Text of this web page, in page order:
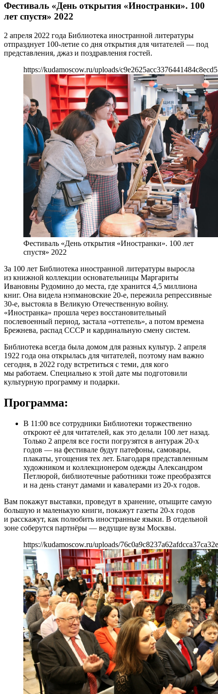
Фестиваль «День открытия «Иностранки». 100
лет спустя» 2022
2 апреля 2022 года Библиотека иностранной литературы
отпразднует 100-летие со дня открытия для читателей — под
представления, джаз и поздравления гостей.
https://kudamoscow.ru/uploads/
Фестиваль «День открытия «Иностранки». 100 лет
спустя» 2022
За 100 лет Библиотека иностранной литературы выросла
из книжной коллекции основательницы Маргариты
Ивановны Рудомино до места, где хранится 4,5 миллиона
книг. Она видела нэпмановские 20-е, пережила репрессивные
30-е, выстояла в Великую Отечественную войну.
«Иностранка» прошла через восстановительный
послевоенный период, застала «оттепель», а потом времена
Брежнева, распад СССР и кардинальную смену систем.
Библиотека всегда была домом для разных культур. 2 апреля
1922 года она открылась для читателей, поэтому нам важно
сегодня, в 2022 году встретиться с теми, для кого
мы работаем. Специально к этой дате мы подготовили
культурную программу и подарки.
Программа:
В 11:00 все сотрудники Библиотеки торжественно
откроют её для читателей, как это делали 100 лет назад.
Только 2 апреля все гости погрузятся в антураж 20-х
годов — на фестивале будут патефоны, самовары,
плакаты, угощения тех лет. Благодаря представленным
художником и коллекционером одежды Александром
Петлюрой, библиотечные работники тоже преобразятся
и на день станут дамами и кавалерами из 20-х годов.
Вам покажут выставки, проведут в хранение, отыщите самую
большую и маленькую книги, покажут газеты 20-х годов
и расскажут, как полюбить иностранные языки. В отдельной
зоне соберутся партнёры — ведущие вузы Москвы.
https://kudamoscow.ru/uploads/